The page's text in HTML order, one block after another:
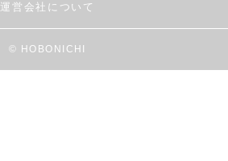
運営会社について
© HOBONICHI